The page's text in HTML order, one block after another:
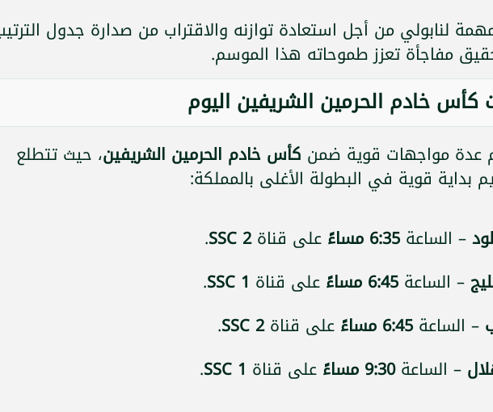
لنابولي من أجل استعادة توازنه والاقتراب من صدارة جدول
مفاجأة تعزز طموحاته هذا الموسم.
كأس خادم الحرمين الشريفين اليوم
عدة مواجهات قوية ضمن كأس خادم الحرمين الشريفين، حيث تتطلع
بداية قوية في البطولة الأغلى بالمملكة:
– الساعة 6:35 مساءً على قناةSSC 2
.
– الساعة 6:45 مساءً على قناة SSC 1
.
– الساعة 6:45 مساءً على قناةSSC 2
.
– الساعة9:30 مساءً على قناة SSC 1
.